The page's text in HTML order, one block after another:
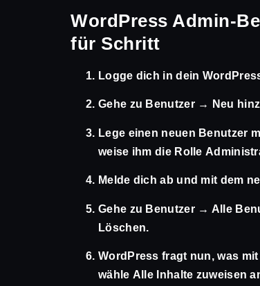
WordPress Admin-
für Schritt
Logge dich in dein
Gehe zu Benutzer → Neu
Lege einen neuen Benutzer
weise ihm die Rolle
Melde dich ab und mit dem
Gehe zu Benutzer → Alle
Löschen.
WordPress fragt nun, was
wähle Alle Inhalte zuweisen